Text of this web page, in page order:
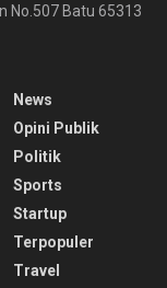
No.507 Batu 65313
News
Opini Publik
Politik
Sports
Startup
Terpopuler
Travel